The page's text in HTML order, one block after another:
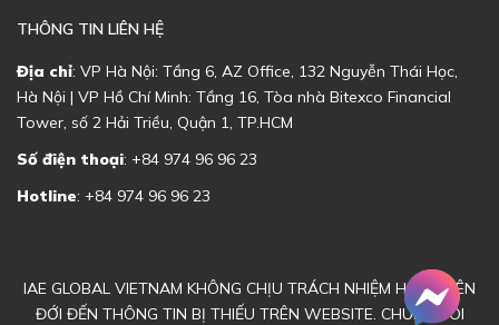
THÔNG TIN LIÊN HỆ
Địa chỉ: VP Hà Nội: Tầng 6, AZ Office, 132 Nguyễn Thái Học,
Hà Nội | VP Hồ Chí Minh: Tầng 16, Tòa nhà Bitexco Financial
Tower, số 2 Hải Triều, Quận 1, TP.HCM
Số điện thoại: +84 974 96 96 23
Hotline: +84 974 96 96 23
IAE GLOBAL VIETNAM KHÔNG CHỊU TRÁCH NHIỆM HOẶC LIÊN
ĐỚI ĐẾN THÔNG TIN BỊ THIẾU TRÊN WEBSITE. CHÚNG TÔI